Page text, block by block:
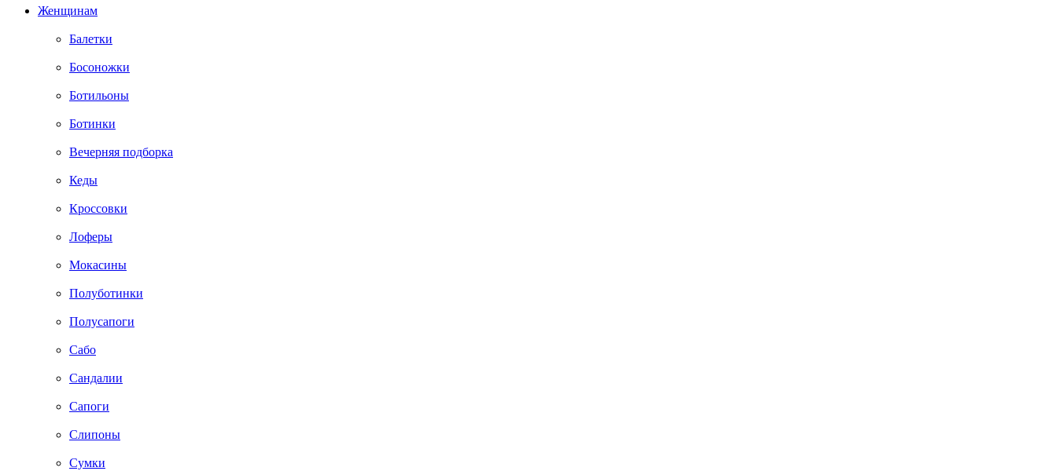
Женщинам
Балетки
Босоножки
Ботильоны
Ботинки
Вечерняя подборка
Кеды
Кроссовки
Лоферы
Мокасины
Полуботинки
Полусапоги
Сабо
Сандалии
Сапоги
Слипоны
Сумки